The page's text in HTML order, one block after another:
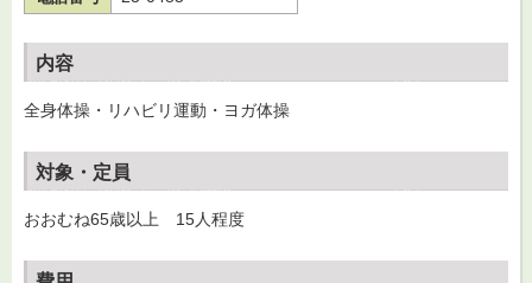
内容
全身体操・リハビリ運動・ヨガ体操
対象・定員
おおむね65歳以上 15人程度